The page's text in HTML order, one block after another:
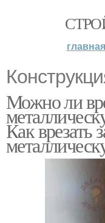
главная
Можно ли
Как врезать